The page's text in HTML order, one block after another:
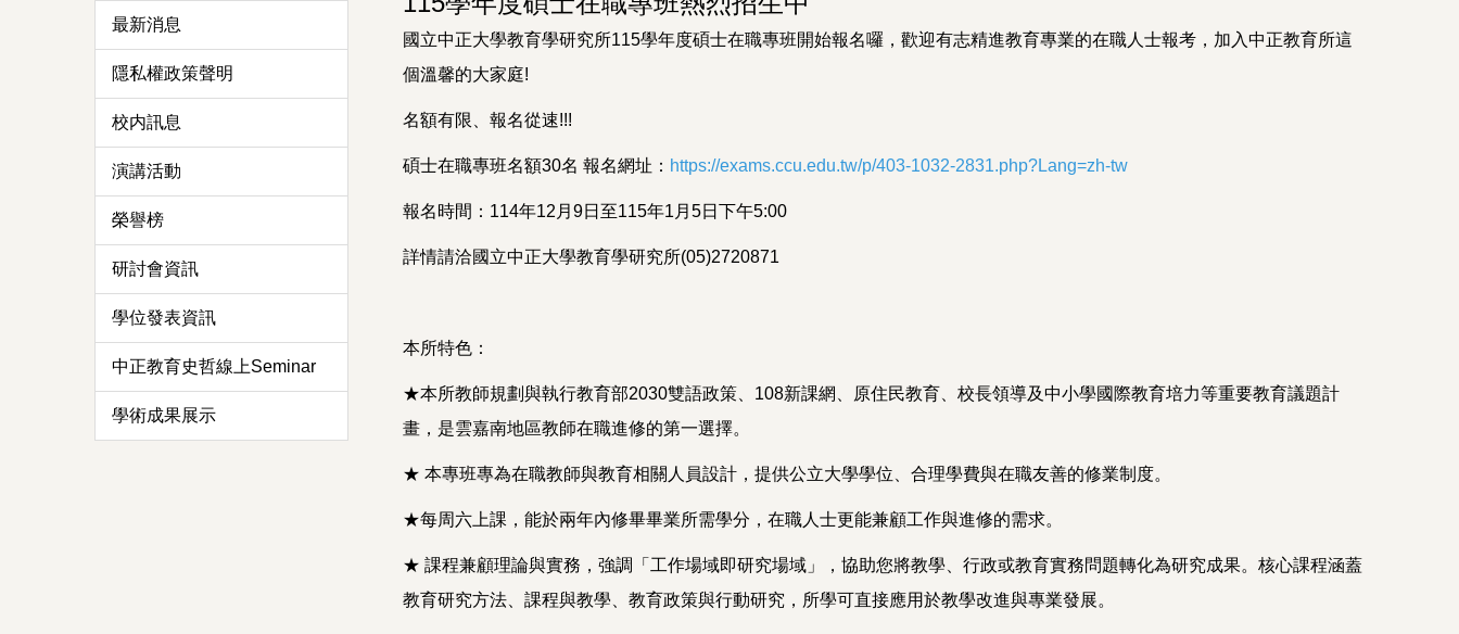
最新消息
隱私權政策聲明
校内訊息
演講活動
榮譽榜
研討會資訊
學位發表資訊
中正教育史哲線上Seminar
學術成果展示
國立中正大學教育學研究所115學年度碩士在職專班開始報名囉，歡迎有志精進教育專業的在職人士報考，加入中正教育所這
個溫馨的大家庭!
名額有限、報名從速!!!
碩士在職專班名額30名 報名網址： https://exams.ccu.edu.tw/p/403-1032-2831.php?Lang=zh-tw
報名時間：114年12月9日至115年1月5日下午5:00
詳情請洽國立中正大學教育學研究所(05)2720871
本所特色：
★本所教師規劃與執行教育部2030雙語政策、108新課網、原住民教育、校長領導及中小學國際教育培力等重要教育議題計
畫，是雲嘉南地區教師在職進修的第一選擇。
★ 本專班專為在職教師與教育相關人員設計，提供公立大學學位、合理學費與在職友善的修業制度。
★每周六上課，能於兩年內修畢畢業所需學分，在職人士更能兼顧工作與進修的需求。
★ 課程兼顧理論與實務，強調「工作場域即研究場域」，協助您將教學、行政或教育實務問題轉化為研究成果。核心課程涵蓋
教育研究方法、課程與教學、教育政策與行動研究，所學可直接應用於教學改進與專業發展。